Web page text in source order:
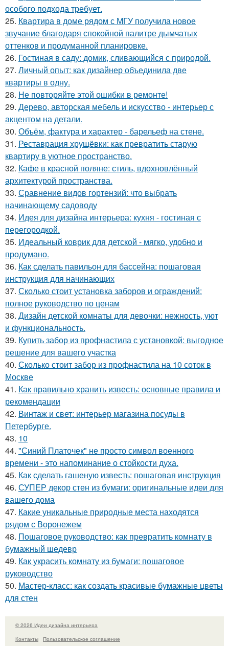
особого подхода требует.
25. Квартира в доме рядом с МГУ получила новое
звучание благодаря спокойной палитре дымчатых
оттенков и продуманной планировке.
26. Гостиная в саду: домик, сливающийся с природой.
27. Личный опыт: как дизайнер объединила две
квартиры в одну.
28. Не повторяйте этой ошибки в ремонте!
29. Дерево, авторская мебель и искусство - интерьер с
акцентом на детали.
30. Объём, фактура и характер - барельеф на стене.
31. Реставрация хрущёвки: как превратить старую
квартиру в уютное пространство.
32. Кафе в красной поляне: стиль, вдохновлённый
архитектурой пространства.
33. Сравнение видов гортензий: что выбрать
начинающему садоводу
34. Идея для дизайна интерьера: кухня - гостиная с
перегородкой.
35. Идеальный коврик для детской - мягко, удобно и
продумано.
36. Как сделать павильон для бассейна: пошаговая
инструкция для начинающих
37. Сколько стоит установка заборов и ограждений:
полное руководство по ценам
38. Дизайн детской комнаты для девочки: нежность, уют
и функциональность.
39. Купить забор из профнастила с установкой: выгодное
решение для вашего участка
40. Сколько стоит забор из профнастила на 10 соток в
Москве
41. Как правильно хранить известь: основные правила и
рекомендации
42. Винтаж и свет: интерьер магазина посуды в
Петербурге.
43. 10
44. "Синий Платочек" не просто символ военного
времени - это напоминание о стойкости духа.
45. Как сделать гашеную известь: пошаговая инструкция
46. СУПЕР декор стен из бумаги: оригинальные идеи для
вашего дома
47. Какие уникальные природные места находятся
рядом с Воронежем
48. Пошаговое руководство: как превратить комнату в
бумажный шедевр
49. Как украсить комнату из бумаги: пошаговое
руководство
50. Мастер-класс: как создать красивые бумажные цветы
для стен
© 2026 Идеи дизайна интерьера
Контакты
Пользовательское соглашение